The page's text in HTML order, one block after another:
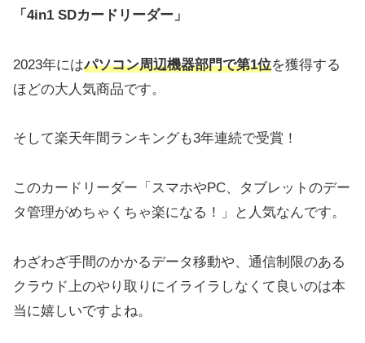
「4in1 SDカードリーダー」
2023年にはパソコン周辺機器部門で第1位を獲得する
ほどの大人気商品です。
そして楽天年間ランキングも3年連続で受賞！
このカードリーダー「スマホやPC、タブレットのデー
タ管理がめちゃくちゃ楽になる！」と人気なんです。
わざわざ手間のかかるデータ移動や、通信制限のある
クラウド上のやり取りにイライラしなくて良いのは本
当に嬉しいですよね。